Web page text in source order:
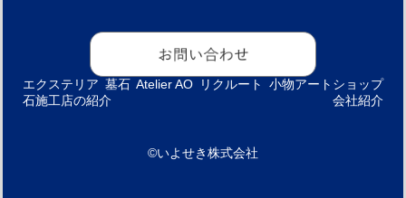
エクステリア 墓石 Atelier AO リクルート
小物アートショップ
石施工店の紹介
会社紹介
©いよせき株式会社